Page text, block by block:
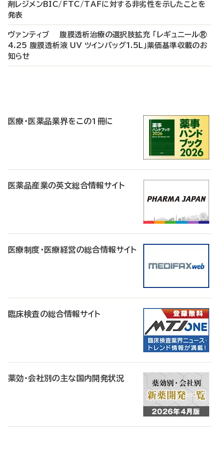
剤レジメンBIC/FTC/TAFに対する非劣性を示したことを
発表
ヴァンティブ 腹膜透析治療の選択肢拡充 「レギュニール®
4.25 腹膜透析液 UV ツインバッグ1.5L」薬価基準収載のお
知らせ
医療・医薬品業界をこの1冊に
医薬品産業の英文総合情報サイト
医療制度・医療経営の総合情報サイト
臨床検査の総合情報サイト
薬効・会社別の主な国内開発状況